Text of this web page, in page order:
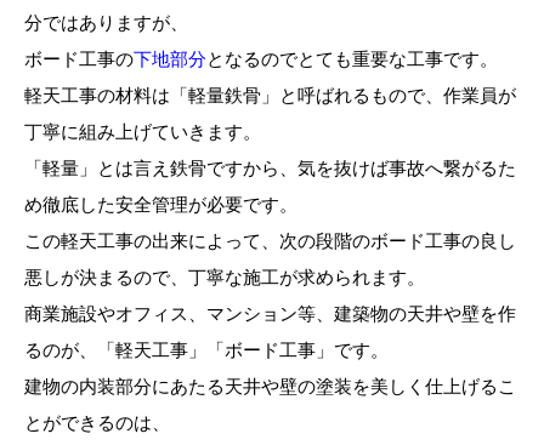
分ではありますが、
ボード工事の下地部分となるのでとても重要な工事です。
軽天工事の材料は「軽量鉄骨」と呼ばれるもので、作業員が
丁寧に組み上げていきます。
「軽量」とは言え鉄骨ですから、気を抜けば事故へ繋がるた
め徹底した安全管理が必要です。
この軽天工事の出来によって、次の段階のボード工事の良し
悪しが決まるので、丁寧な施工が求められます。
商業施設やオフィス、マンション等、建築物の天井や壁を作
るのが、「軽天工事」「ボード工事」です。
建物の内装部分にあたる天井や壁の塗装を美しく仕上げるこ
とができるのは、